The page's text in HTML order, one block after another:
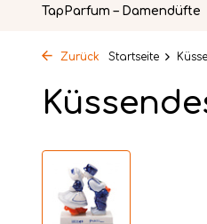
TapParfum – Damendüfte
Zurück Startseite